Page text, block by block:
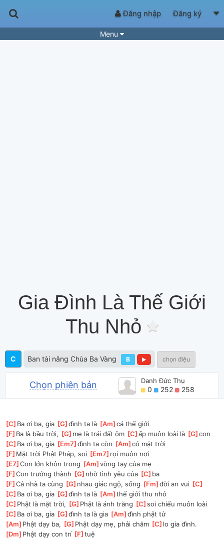
Đăng nhập Đăng ký
Menu
Gia Đình Là Thế Giới
Thu Nhỏ
C Ban tài năng Chùa Ba Vàng B chọn điệu
Chọn phiên bản Danh Đức Thụ
0 252 258
[C ]Ba ơi ba, gia [G ]
đình ta là [Am ]
cả thế giới
[F ]Ba là bầu trời, [G ]mẹ là trái đất ôm [C ]
ấp muôn loài là [G ]
con
[C ]Ba ơi ba, gia [Em7 ]
đình ta còn [Am ]
có mặt trời
[F ]Mặt trời Phật Pháp, soi [Em7 ]rọi muôn nơi
[E7 ]
Con lớn khôn trong [Am ]
vòng tay của mẹ
[F ]
Con trưởng thành [G ]nhờ tình yêu của [C ]ba
[F ]
Cả nhà ta cùng [G ]nhau giác ngộ, sống [Fm ]
đời an vui [C
[C ]Ba ơi ba, gia [G ]
đình ta là [Am ]thế giới thu nhỏ
[C ]Phật là mặt trời, [G ]Phật là ánh trăng [C ]
soi chiếu muôn loài
[C ]Ba ơi ba, gia [G ]
đình ta là gia [Am ]
đình phật tử
[Am ]Phật dạy ba, [G ]Phật dạy mẹ, phải chăm [C ]lo gia đình.
[Dm ]Phật dạy con trí [F ]tuệ